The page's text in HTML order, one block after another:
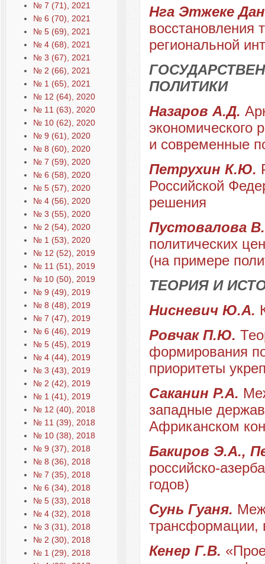
№ 7 (71), 2021
№ 6 (70), 2021
№ 5 (69), 2021
№ 4 (68), 2021
№ 3 (67), 2021
№ 2 (66), 2021
№ 1 (65), 2021
№ 12 (64), 2020
№ 11 (63), 2020
№ 10 (62), 2020
№ 9 (61), 2020
№ 8 (60), 2020
№ 7 (59), 2020
№ 6 (58), 2020
№ 5 (57), 2020
№ 4 (56), 2020
№ 3 (55), 2020
№ 2 (54), 2020
№ 1 (53), 2020
№ 12 (52), 2019
№ 11 (51), 2019
№ 10 (50), 2019
№ 9 (49), 2019
№ 8 (48), 2019
№ 7 (47), 2019
№ 6 (46), 2019
№ 5 (45), 2019
№ 4 (44), 2019
№ 3 (43), 2019
№ 2 (42), 2019
№ 1 (41), 2019
№ 12 (40), 2018
№ 11 (39), 2018
№ 10 (38), 2018
№ 9 (37), 2018
№ 8 (36), 2018
№ 7 (35), 2018
№ 6 (34), 2018
№ 5 (33), 2018
№ 4 (32), 2018
№ 3 (31), 2018
№ 2 (30), 2018
№ 1 (29), 2018
Нга Этжеке
восстановления
региональной
ПОЛИТИКИ
Назаров А.Д.
экономического
и современные
Петрухин К.Ю.
Российской
решения
Пустовалова
политических
(на примере
ТЕОРИЯ И
Нисневич Ю.А.
Ровчак П.Ю.
формирования
приоритеты
Саканин Р.А.
западные
Африканском
Бакиров Э.А.,
российско-
годов)
Сунь Гуаня.
трансформации,
Кенер Г.В.